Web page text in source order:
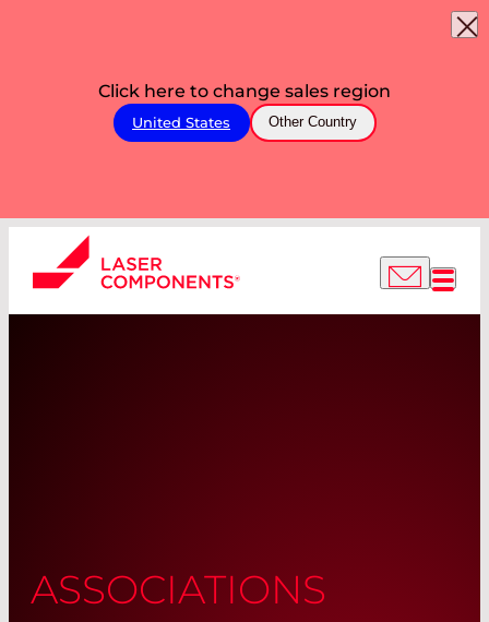
Click here to change sales region
United States Other Country
ASSOCIATIONS